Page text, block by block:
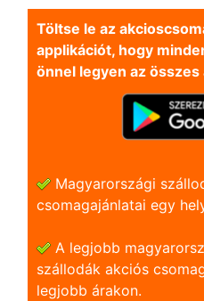
Töltse le az
applikációt, hogy
önnel legyen az összes
Magyarországi
csomagajánlatai egy
A legjobb
szállodák akciós
legjobb árakon.